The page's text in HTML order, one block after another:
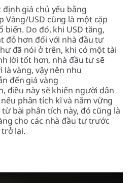
giá chủ yếu bằng
Vàng/USD cũng là một cặp
biến. Do đó, khi USD tăng,
đỏ hơn đối với nhà đầu tư
đã nói ở trên, khi có một tài
lời tốt hơn, nhà đầu tư sẽ
là vàng, vậy nên nhu
đến giá vàng
điều này sẽ khiến người dân
phân tích kĩ và nắm vững
bài phân tích này, đó cũng là
cho các nhà đầu tư trước
lại.